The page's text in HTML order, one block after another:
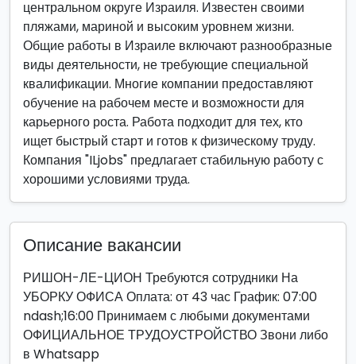
центральном округе Израиля. Известен своими
пляжами, мариной и высоким уровнем жизни.
Общие работы в Израиле включают разнообразные
виды деятельности, не требующие специальной
квалификации. Многие компании предоставляют
обучение на рабочем месте и возможности для
карьерного роста. Работа подходит для тех, кто
ищет быстрый старт и готов к физическому труду.
Компания "ILjobs" предлагает стабильную работу с
хорошими условиями труда.
Описание вакансии
РИШОН-ЛЕ-ЦИОН Требуются сотрудники На
УБОРКУ ОФИСА Оплата: от 43 час График: 07:00
ndash;16:00 Принимаем с любыми документами
ОФИЦИАЛЬНОЕ ТРУДОУСТРОЙСТВО Звони либо
в Whatsapp